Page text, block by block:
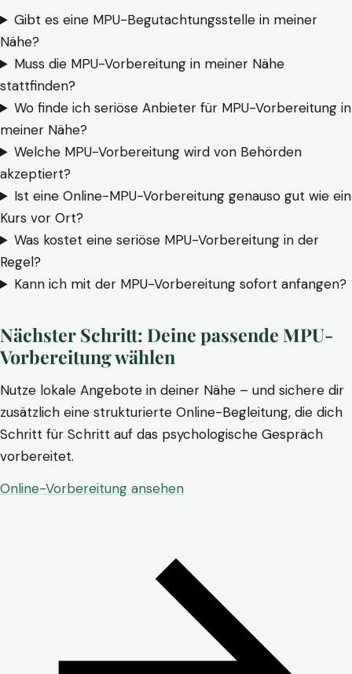
Gibt es eine MPU-Begutachtungsstelle in meiner
Nähe?
Muss die MPU-Vorbereitung in meiner Nähe
stattfinden?
Wo finde ich seriöse Anbieter für MPU-Vorbereitung in
meiner Nähe?
Welche MPU-Vorbereitung wird von Behörden
akzeptiert?
Ist eine Online-MPU-Vorbereitung genauso gut wie ein
Kurs vor Ort?
Was kostet eine seriöse MPU-Vorbereitung in der
Regel?
Kann ich mit der MPU-Vorbereitung sofort anfangen?
Nächster Schritt: Deine passende MPU-
Vorbereitung wählen
Nutze lokale Angebote in deiner Nähe – und sichere dir
zusätzlich eine strukturierte Online-Begleitung, die dich
Schritt für Schritt auf das psychologische Gespräch
vorbereitet.
Online-Vorbereitung ansehen